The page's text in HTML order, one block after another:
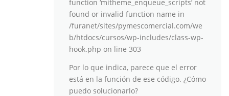
function ‘mitheme_enqueue_scripts’ not
found or invalid function name in
/furanet/sites/pymescomercial.com/we
b/htdocs/cursos/wp-includes/class-wp-
hook.php on line 303
Por lo que indica, parece que el error
está en la función de ese código. ¿Cómo
puedo solucionarlo?